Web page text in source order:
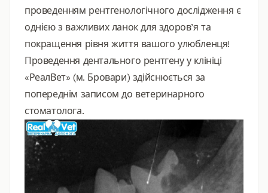
проведенням рентгенологічного дослідження є
однією з важливих ланок для здоров’я та
покращення рівня життя вашого улюбленця!
Проведення дентального рентгену у клініці
«РеалВет» (м. Бровари) здійснюється за
попереднім записом до ветеринарного
стоматолога.